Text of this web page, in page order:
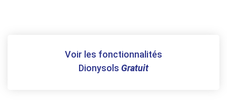
Voir les fonctionnalités
Dionysols Gratuit